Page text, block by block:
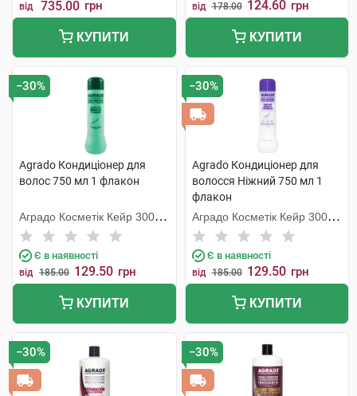
від 735.00 грн
КУПИТИ
від 178.00 124.60 грн
КУПИТИ
−30%
Agrado Кондиціонер для
волос 750 мл 1 флакон
Аградо Косметік Кейр 3000
С.Л.У.
Є в наявності
від 185.00 129.50 грн
КУПИТИ
−30%
Agrado Кондиціонер для
волосся Ніжний 750 мл 1
флакон
Аградо Косметік Кейр 3000
С.Л.У.
Є в наявності
від 185.00 129.50 грн
КУПИТИ
−30% −30%